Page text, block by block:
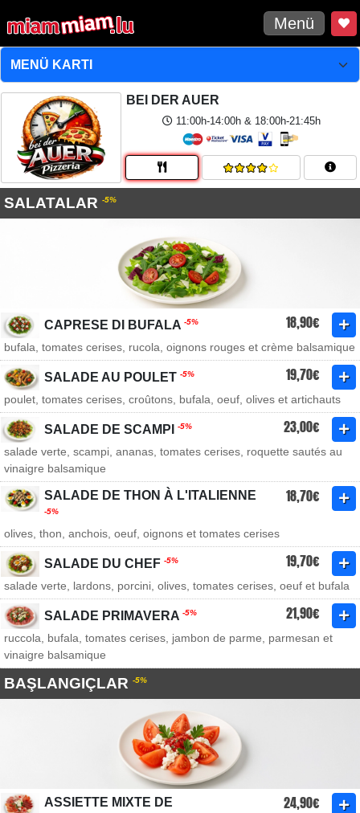
Menü
BEI DER AUER
11:00h-14:00h & 18:00h-21:45h
SALATALAR -5%
CAPRESE DI BUFALA -5% 18,90€
bufala, tomates cerises, rucola, oignons rouges et crème balsamique
SALADE AU POULET -5% 19,70€
poulet, tomates cerises, croûtons, bufala, oeuf, olives et artichauts
SALADE DE SCAMPI -5% 23,00€
salade verte, scampi, ananas, tomates cerises, roquette sautés au
vinaigre balsamique
SALADE DE THON À L'ITALIENNE
-5%
18,70€
olives, thon, anchois, oeuf, oignons et tomates cerises
SALADE DU CHEF -5% 19,70€
salade verte, lardons, porcini, olives, tomates cerises, oeuf et bufala
SALADE PRIMAVERA -5% 21,90€
ruccola, bufala, tomates cerises, jambon de parme, parmesan et
vinaigre balsamique
BAŞLANGIÇLAR -5%
ASSIETTE MIXTE DE
24,90€